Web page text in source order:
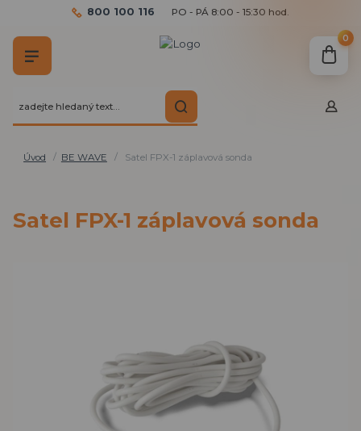
800 100 116 PO - PÁ 8:00 - 15:30 hod.
0
Úvod BE WAVE Satel FPX-1 záplavová sonda
Satel FPX-1 záplavová sonda